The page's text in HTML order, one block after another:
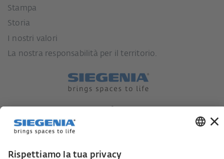
Stampa
Storia
I nostri valori
La nostra responsabilità per il territorio.
Lieferantenkodex